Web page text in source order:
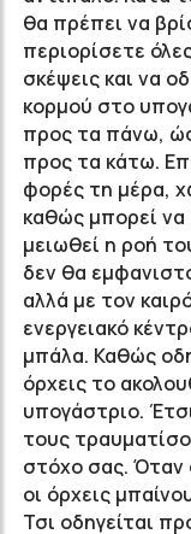
θα πρέπει να
περιορίσετε
σκέψεις και να
κορμού στο
προς τα πάνω,
προς τα κάτω.
φορές τη μέρα,
καθώς μπορεί να
μειωθεί η ροή
δεν θα
αλλά με τον
ενεργειακό
μπάλα. Καθώς
όρχεις το
υπογάστριο.
τους
στόχο σας. Όταν
οι όρχεις
Τσι οδηγείται